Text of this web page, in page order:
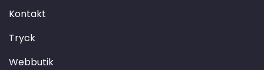
Kontakt
Tryck
Webbutik